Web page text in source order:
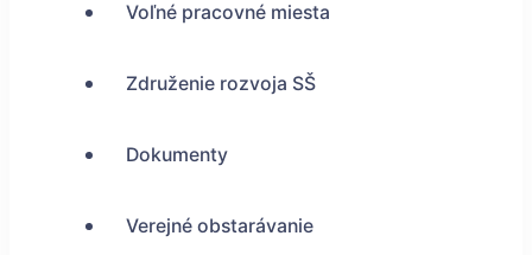
Voľné pracovné miesta
Združenie rozvoja SŠ
Dokumenty
Verejné obstarávanie